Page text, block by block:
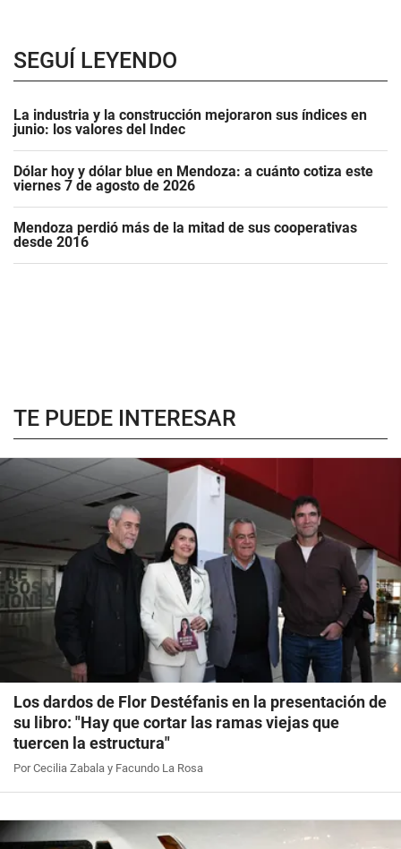
SEGUÍ LEYENDO
La industria y la construcción mejoraron sus índices en
junio: los valores del Indec
Dólar hoy y dólar blue en Mendoza: a cuánto cotiza este
viernes 7 de agosto de 2026
Mendoza perdió más de la mitad de sus cooperativas
desde 2016
TE PUEDE INTERESAR
Los dardos de Flor Destéfanis en la presentación de
su libro: "Hay que cortar las ramas viejas que
tuercen la estructura"
Por Cecilia Zabala y Facundo La Rosa